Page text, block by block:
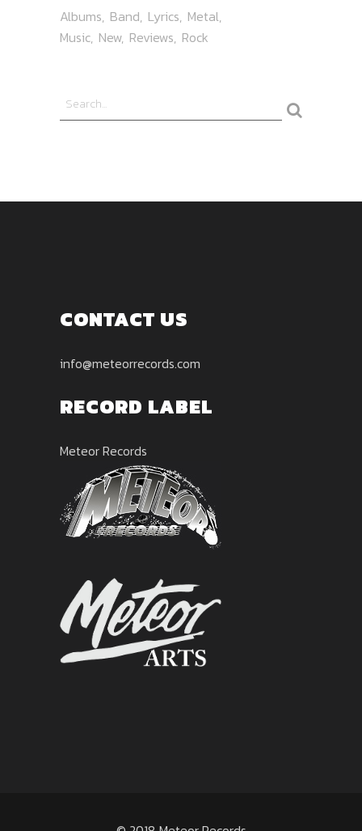
Albums Band Lyrics Metal
Music New Reviews Rock
CONTACT US
info@meteorrecords.com
RECORD LABEL
Meteor Records